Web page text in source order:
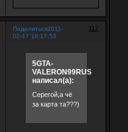
Поделиться 117
2011-
02-17 18:17:53
5GTA-
VALERON99RUS
написал(а):
Серегой,а чё
за карта та???)